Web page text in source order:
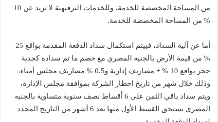
من المساحة المخصصة للخدمة، وللخدمات الترفيهية لا تزيد عن 10
% من المساحة المخصصة للخدمة.
أما عن آلية السداد، فييتم استكمال سداد الدفعة المقدمة بواقع 25
% من قيمة الأرض بالجنيه المصري مع خصم ما تم سداده كجدية
حجز يواقع 10 % + مصاريف إدارية و0.5 % مصاريف مجلس أمناء،
وذلك خلال شهر من تاريخ اخطار الشركة بموافقة مجلس الإدارة،
ويتم سداد باقي الثمن على 6 أقساط نصف سنوية متساوية بالجنيه
المصري يستحق القسط الأول منها بعد 6 أشهر من التاريخ المحدد